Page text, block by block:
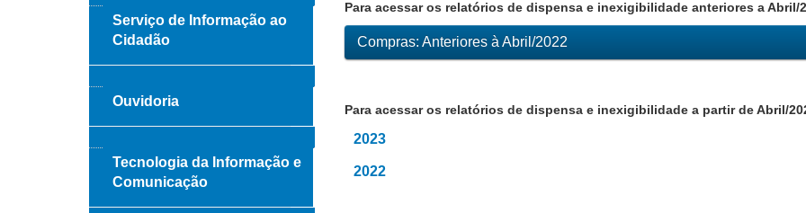
Para acessar os relatórios de dispensa e inexigibilidade anteriores a
Compras: Anteriores à Abril/2022
Para acessar os relatórios de dispensa e inexigibilidade a partir de Abril/
2023
2022
Serviço de Informação ao
Cidadão
Ouvidoria
Tecnologia da Informação e
Comunicação